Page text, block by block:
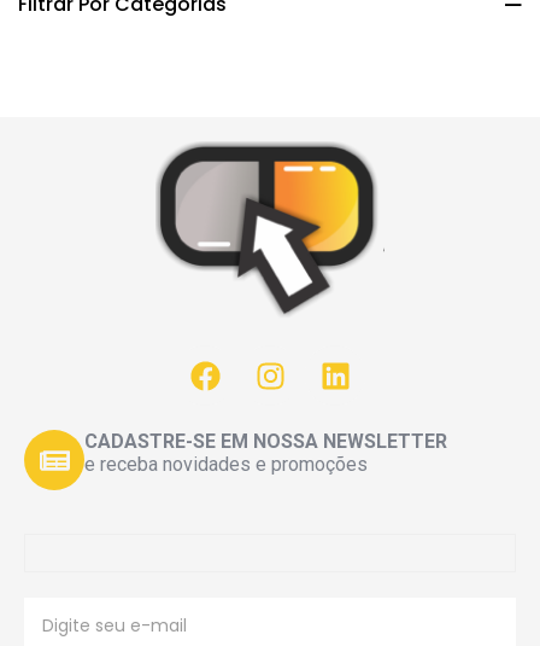
CADASTRE-SE EM NOSSA NEWSLETTER
e receba novidades e promoções